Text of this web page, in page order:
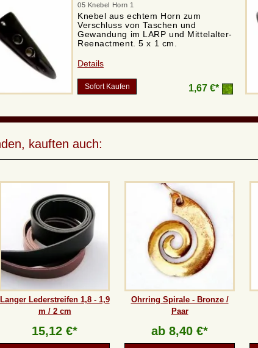
05 Knebel Horn 1
Knebel aus echtem Horn zum
Verschluss von Taschen und
Gewandung im LARP und Mittelalter-
Reenactment. 5 x 1 cm.
Details
Sofort Kaufen 1,67 €*
kauften auch:
Langer Lederstreifen 1,8 - 1,9
m / 2 cm
15,12 €*
Ohrring Spirale - Bronze /
Paar
ab 8,40 €*